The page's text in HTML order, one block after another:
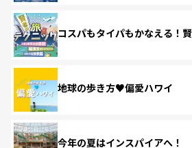
コスパもタイパもかなえる！
地球の歩き方♥偏愛ハワイ
今年の夏はインスパイアへ！